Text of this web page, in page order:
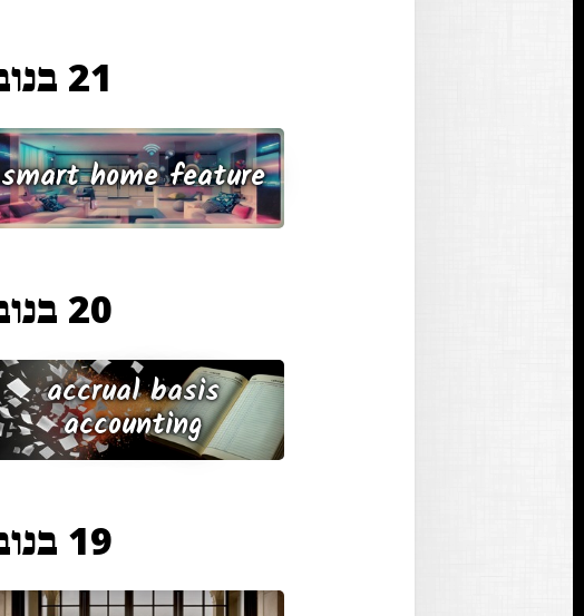
א21 בנובמבר 2025
smart home feature
20 בנובמבר 2025
accrual basis
accounting
19 בנובמבר 2025